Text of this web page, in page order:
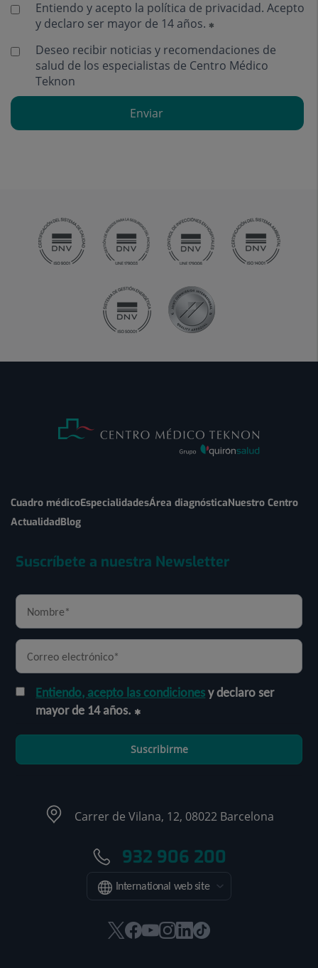
Entiendo y acepto la política de privacidad. Acepto
y declaro ser mayor de 14 años.
Deseo recibir noticias y recomendaciones de
salud de los especialistas de Centro Médico
Teknon
Enviar
Cuadro médicoEspecialidadesÁrea diagnósticaNuestro Centro
ActualidadBlog
Suscríbete a nuestra Newsletter
Entiendo, acepto las condicionesy declaro ser
mayor de 14 años.
Suscribirme
Carrer de Vilana, 12, 08022 Barcelona
932 906 200
International web site
EsteEsteEsteEsteEsteEnlace